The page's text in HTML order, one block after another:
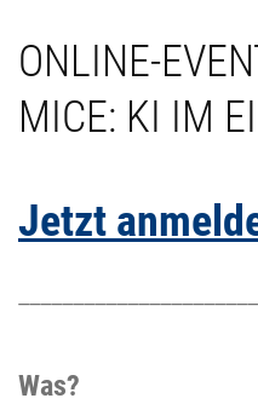
ONLINE-
MICE: KI IM
Jetzt
Was?